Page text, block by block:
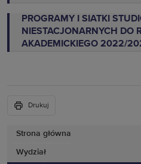
Strona główna
Wydział
PROGRAMY I SIATKI
NIESTACJONARNYCH DO
AKADEMICKIEGO 2022/
Drukuj